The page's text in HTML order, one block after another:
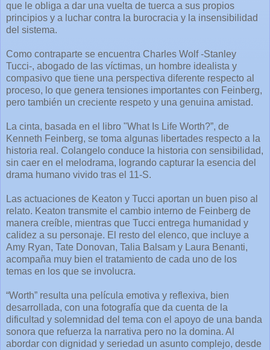
que le obliga a dar una vuelta de tuerca a sus propios
principios y a luchar contra la burocracia y la insensibilidad
del sistema.
Como contraparte se encuentra Charles Wolf -Stanley
Tucci-, abogado de las víctimas, un hombre idealista y
compasivo que tiene una perspectiva diferente respecto al
proceso, lo que genera tensiones importantes con Feinberg,
pero también un creciente respeto y una genuina amistad.
La cinta, basada en el libro "What Is Life Worth?”, de
Kenneth Feinberg, se toma algunas libertades respecto a la
historia real. Colangelo conduce la historia con sensibilidad,
sin caer en el melodrama, logrando capturar la esencia del
drama humano vivido tras el 11-S.
Las actuaciones de Keaton y Tucci aportan un buen piso al
relato. Keaton transmite el cambio interno de Feinberg de
manera creíble, mientras que Tucci entrega humanidad y
calidez a su personaje. El resto del elenco, que incluye a
Amy Ryan, Tate Donovan, Talia Balsam y Laura Benanti,
acompaña muy bien el tratamiento de cada uno de los
temas en los que se involucra.
“Worth” resulta una película emotiva y reflexiva, bien
desarrollada, con una fotografía que da cuenta de la
dificultad y solemnidad del tema con el apoyo de una banda
sonora que refuerza la narrativa pero no la domina. Al
abordar con dignidad y seriedad un asunto complejo, desde